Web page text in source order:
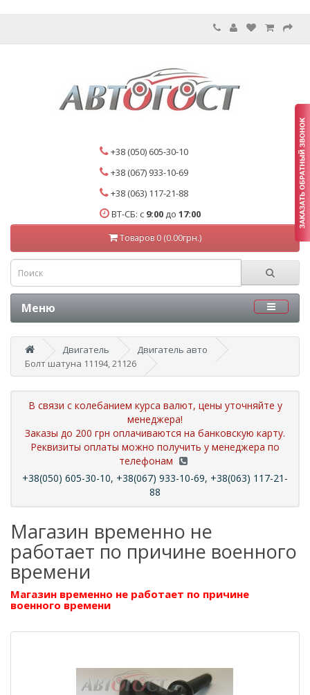
+38 (050) 605-30-10
+38 (067) 933-10-69
+38 (063) 117-21-88
ВТ-СБ: с 9:00 до 17:00
Товаров 0 (0.00грн.)
Меню
Двигатель
Двигатель авто
Болт шатуна 11194, 21126
В связи с колебанием курса валют, цены уточняйте у
менеджера!
Заказы до 200 грн оплачиваются на банковскую карту.
Реквизиты оплаты можно получить у менеджера по
телефонам
+38(050) 605-30-10, +38(067) 933-10-69, +38(063) 117-21-
88
Магазин временно не
работает по причине военного
времени
Магазин временно не работает по причине
военного времени